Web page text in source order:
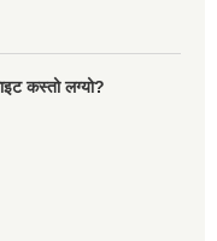
कस्तो लग्यो?